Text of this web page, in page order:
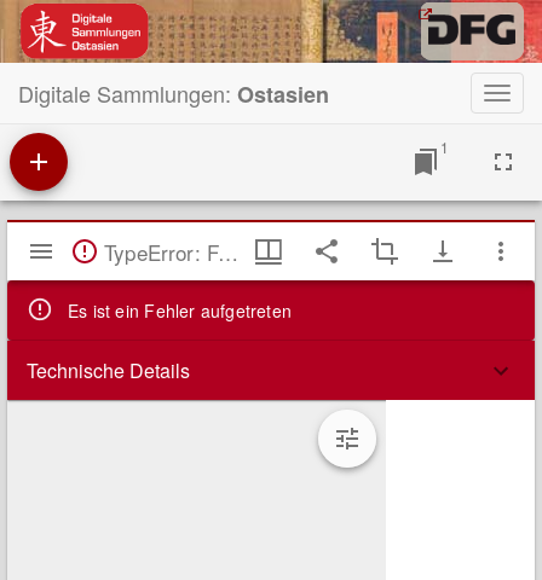
Digitale Sammlungen: Ostasien
1
Mirador
Viewer TypeError: Failed to fetch
Es ist ein Fehler aufgetreten
Technische Details